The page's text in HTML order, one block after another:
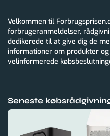
Velkommen til
forbrugeranmeldelser,
dedikerede til at give dig de
informationer om produkter
velinformerede
Seneste